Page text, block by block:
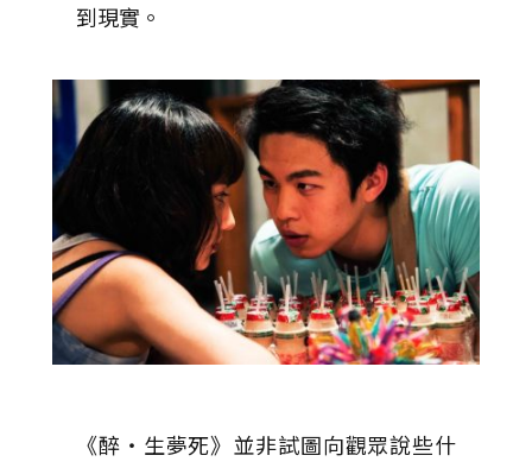
到現實。
《醉‧生夢死》並非試圖向觀眾說些什